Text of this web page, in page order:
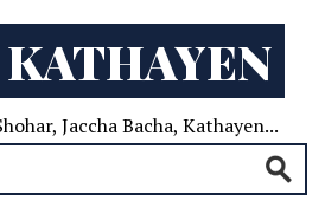
Jaccha Bacha, Kathayen...